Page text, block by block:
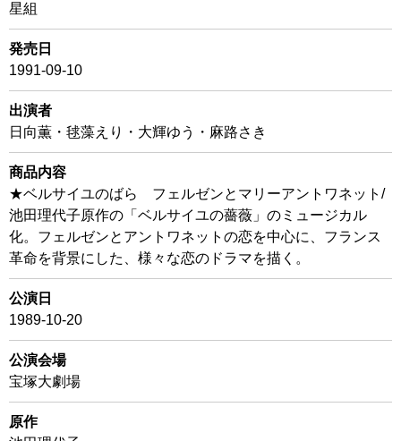
星組
発売日
1991-09-10
出演者
日向薫・毬藻えり・大輝ゆう・麻路さき
商品内容
★ベルサイユのばら フェルゼンとマリーアントワネット/
池田理代子原作の「ベルサイユの薔薇」のミュージカル
化。フェルゼンとアントワネットの恋を中心に、フランス
革命を背景にした、様々な恋のドラマを描く。
公演日
1989-10-20
公演会場
宝塚大劇場
原作